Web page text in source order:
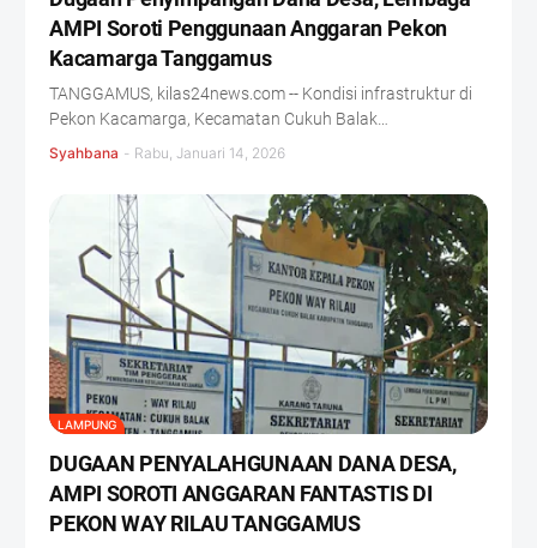
AMPI Soroti Penggunaan Anggaran Pekon
Kacamarga Tanggamus
TANGGAMUS, kilas24news.com -- Kondisi infrastruktur di
Pekon Kacamarga, Kecamatan Cukuh Balak…
Syahbana - Rabu, Januari 14, 2026
LAMPUNG
DUGAAN PENYALAHGUNAAN DANA DESA,
AMPI SOROTI ANGGARAN FANTASTIS DI
PEKON WAY RILAU TANGGAMUS